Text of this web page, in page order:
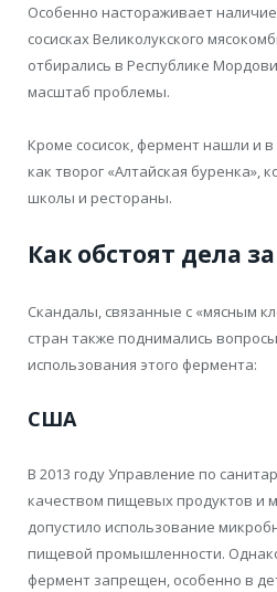
Особенно настораживает
сосисках Великолукского
отбирались в Республике
масштаб проблемы.
Кроме сосисок, фермент нашли и в
как творог «Алтайская буренка»,
школы и рестораны.
Как обстоят дела
Скандалы, связанные с «мясным
стран также поднимались
использования этого фермента:
США
В 2013 году Управление по
качеством пищевых продуктов и
допустило использование
пищевой промышленности.
фермент запрещен, особенно в